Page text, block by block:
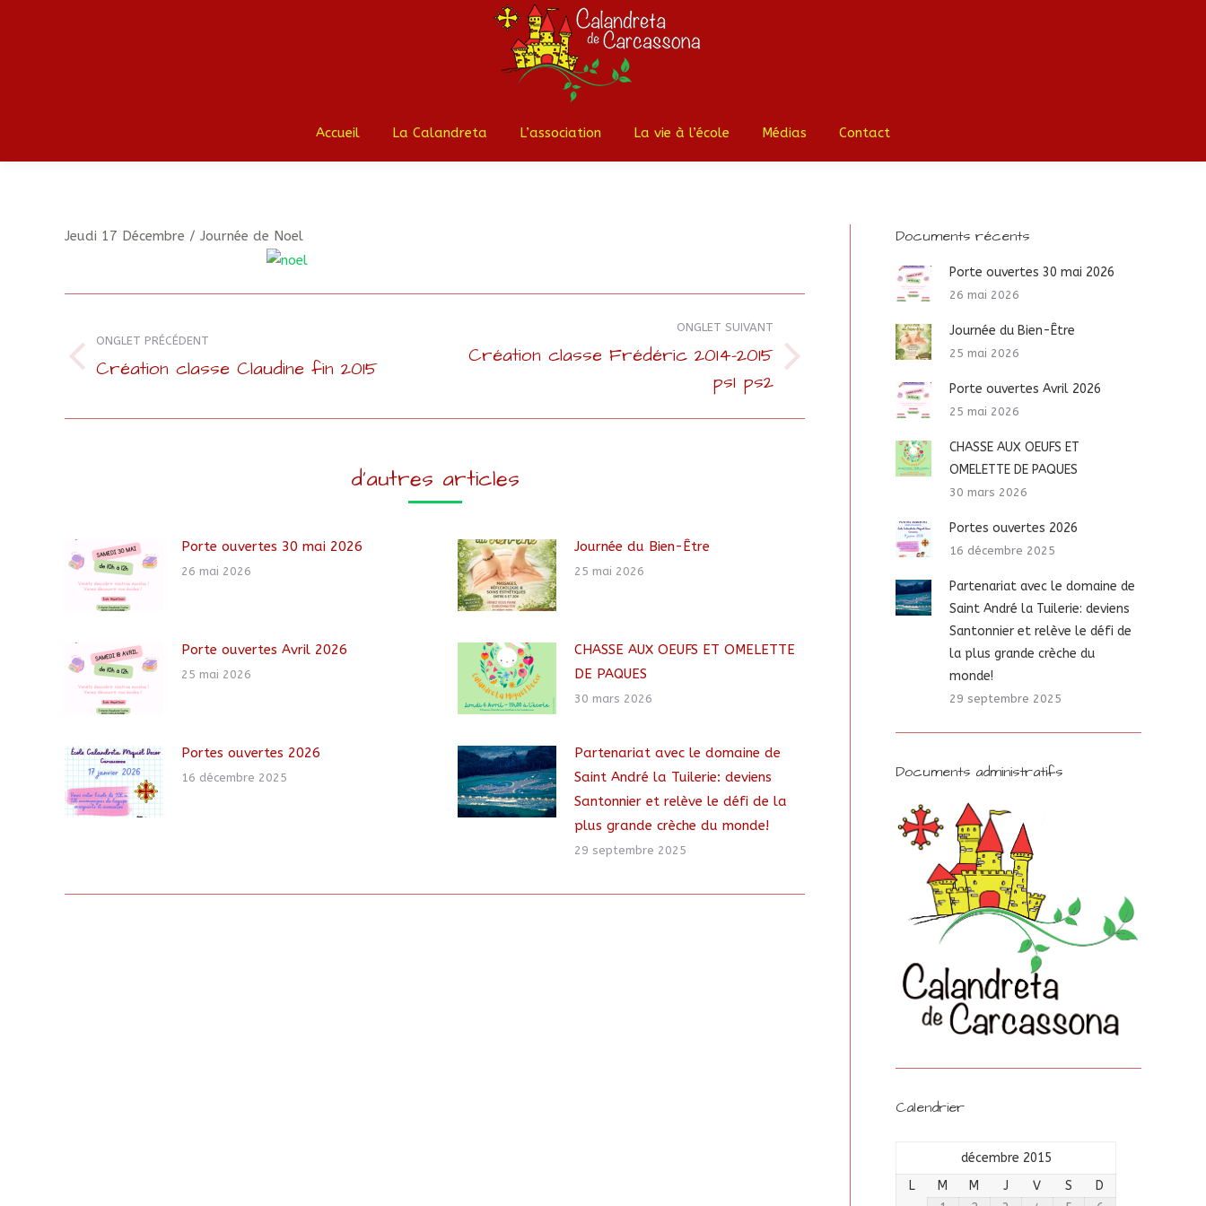
Accueil La Calandreta L’association La vie à l’école Médias Contact
Jeudi 17 Décembre / Journée de Noel
de
ONGLET PRÉCÉDENT
Onglet
Création classe Claudine fin 2015
ONGLET SUIVANT
Création classe Frédéric 2014-2015
ps1 ps2
d'autres articles
Porte ouvertes 30 mai 2026
26 mai 2026
Journée du Bien-Être
25 mai 2026
Porte ouvertes Avril 2026
25 mai 2026
CHASSE AUX OEUFS ET OMELETTE
DE PAQUES
30 mars 2026
Portes ouvertes 2026
16 décembre 2025
Partenariat avec le domaine de
Saint André la Tuilerie: deviens
Santonnier et relève le défi de la
plus grande crèche du monde!
29 septembre 2025
Documents récents
Porte ouvertes 30 mai 2026
26 mai 2026
Journée du Bien-Être
25 mai 2026
Porte ouvertes Avril 2026
25 mai 2026
CHASSE AUX OEUFS ET
OMELETTE DE PAQUES
30 mars 2026
Portes ouvertes 2026
16 décembre 2025
Partenariat avec le domaine de
Saint André la Tuilerie: deviens
Santonnier et relève le défi de
la plus grande crèche du
monde!
29 septembre 2025
Documents administratifs
Calendrier
décembre 2015
L
M M J V S
D
Accueil La Calandreta